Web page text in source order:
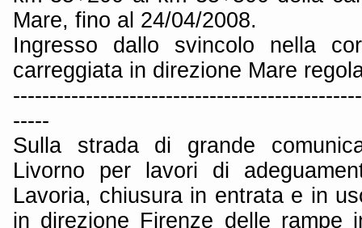
Mare, fino al 24/04/2008.
Ingresso dallo svincolo nella
carreggiata in direzione Mare
-----
Sulla strada di grande
Livorno per lavori di
Lavoria, chiusura in entrata e in
in direzione Firenze delle rampe